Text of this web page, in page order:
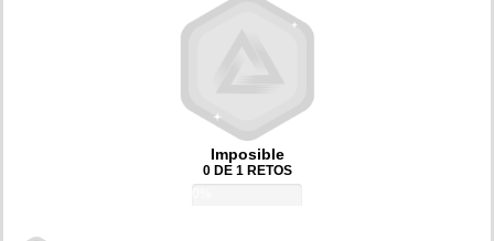
Imposible
0 DE 1 RETOS